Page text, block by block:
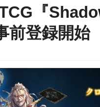
『
前登録開始